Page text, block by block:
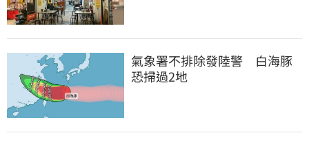
氣象署不排除發陸警　白海豚
恐掃過2地